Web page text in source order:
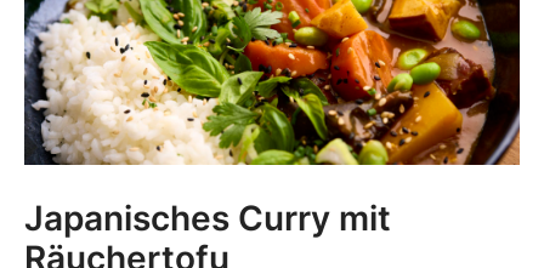
Japanisches Curry mit
Räuchertofu